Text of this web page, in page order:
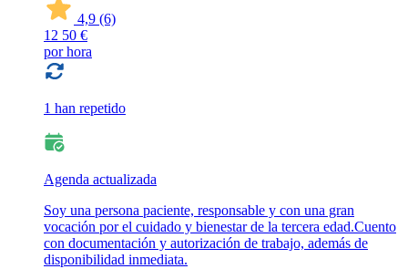
4,9 (6)
12 50 €
por hora
1 han repetido
Agenda actualizada
Soy una persona paciente, responsable y con una gran
vocación por el cuidado y bienestar de la tercera edad.Cuento
con documentación y autorización de trabajo, además de
disponibilidad inmediata.